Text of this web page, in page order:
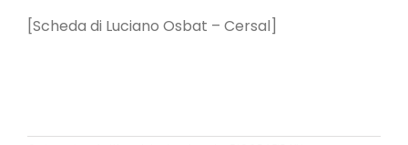
[Scheda di Luciano Osbat – Cersal]